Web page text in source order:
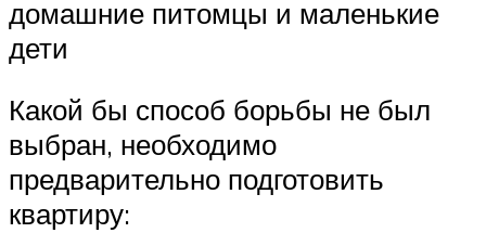
домашние питомцы и маленькие
дети
Какой бы способ борьбы не был
выбран, необходимо
предварительно подготовить
квартиру: